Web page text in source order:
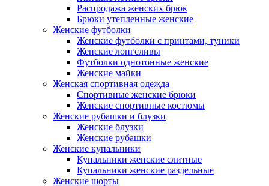
Распродажа женских брюк
Брюки утепленные женские
Женские футболки
Женские футболки с принтами, туники
Женские лонгсливы
Футболки однотонные женские
Женские майки
Женская спортивная одежда
Спортивные женские брюки
Женские спортивные костюмы
Женские рубашки и блузки
Женские блузки
Женские рубашки
Женские купальники
Купальники женские слитные
Купальники женские раздельные
Женские шорты